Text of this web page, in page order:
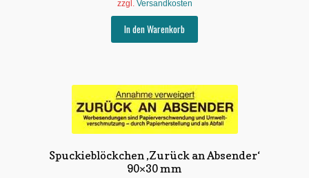
zzgl. Versandkosten
In den Warenkorb
Spuckieblöckchen ‚Zurück an Absender‘
90×30 mm